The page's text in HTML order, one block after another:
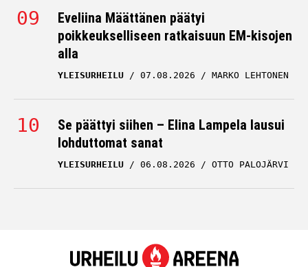
Eveliina Määttänen päätyi
poikkeukselliseen ratkaisuun EM-kisojen
alla
YLEISURHEILU 07.08.2026 MARKO LEHTONEN
Se päättyi siihen – Elina Lampela lausui
lohduttomat sanat
YLEISURHEILU 06.08.2026 OTTO PALOJÄRVI